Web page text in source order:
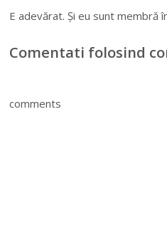
E adevărat. Și eu sunt membră
Comentati folosind
comments